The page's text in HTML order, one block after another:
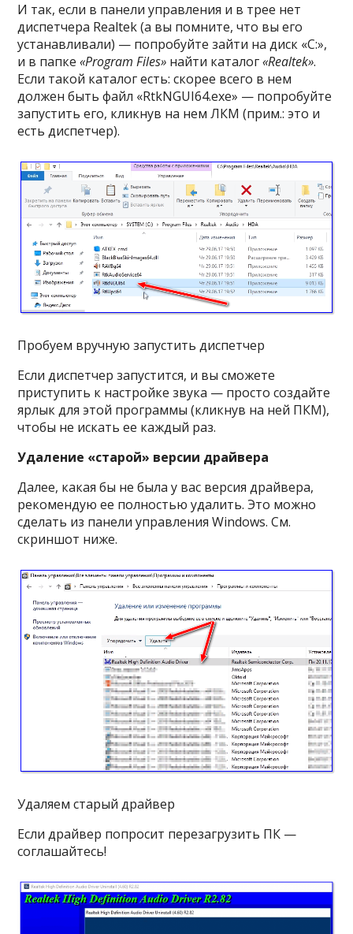
И так, если в панели управления и в трее нет
диспетчера Realtek (а вы помните, что вы его
устанавливали) — попробуйте зайти на диск «C:»,
и в папке«Program Files» найти каталог«Realtek».
Если такой каталог есть: скорее всего в нем
должен быть файл «RtkNGUI64.exe» — попробуйте
запустить его, кликнув на нем ЛКМ (прим.: это и
есть диспетчер).
Пробуем вручную запустить диспетчер
Если диспетчер запустится, и вы сможете
приступить к настройке звука — просто создайте
ярлык для этой программы (кликнув на ней ПКМ),
чтобы не искать ее каждый раз.
Удаление «старой» версии драйвера
Далее, какая бы не была у вас версия драйвера,
рекомендую ее полностью удалить. Это можно
сделать из панели управления Windows. См.
скриншот ниже.
Удаляем старый драйвер
Если драйвер попросит перезагрузить ПК —
соглашайтесь!